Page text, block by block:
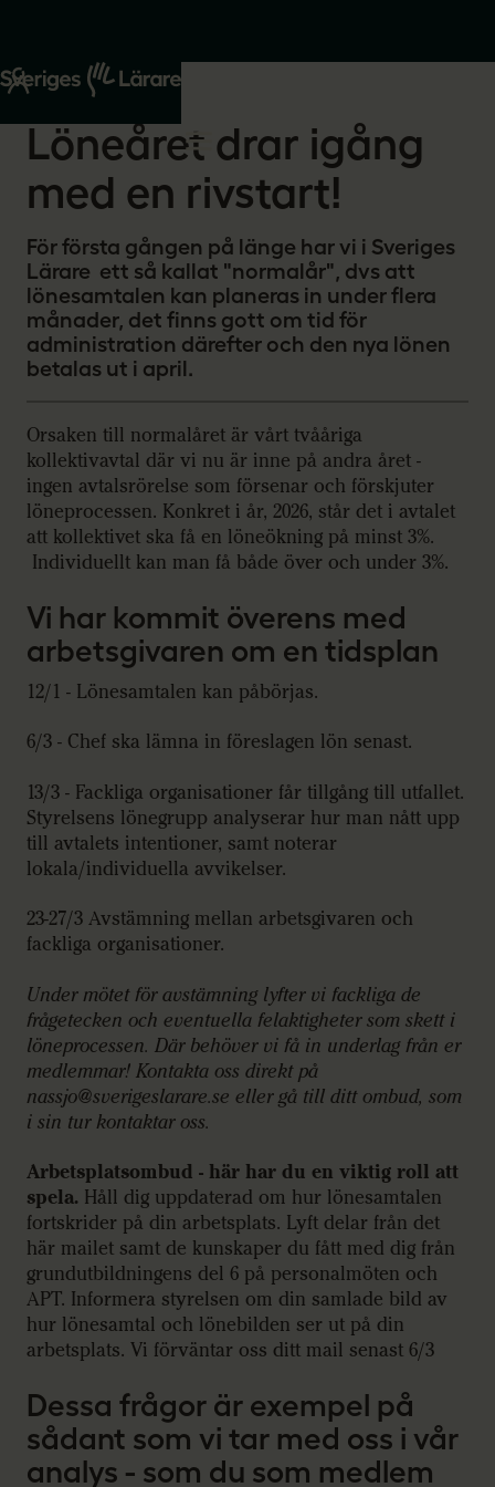
Start
Om oss
2026-01-19
Löneåret drar igång
med en rivstart!
För första gången på länge har vi i Sveriges
Lärare ett så kallat "normalår", dvs att
lönesamtalen kan planeras in under flera
månader, det finns gott om tid för
administration därefter och den nya lönen
betalas ut i april.
Orsaken till normalåret är vårt tvååriga
kollektivavtal där vi nu är inne på andra året -
ingen avtalsrörelse som försenar och förskjuter
löneprocessen. Konkret i år, 2026, står det i avtalet
att kollektivet ska få en löneökning på minst 3%.
Individuellt kan man få både över och under 3%.
Vi har kommit överens med
arbetsgivaren om en tidsplan
12/1 - Lönesamtalen kan påbörjas.
6/3 - Chef ska lämna in föreslagen lön senast.
13/3 - Fackliga organisationer får tillgång till utfallet.
Styrelsens lönegrupp analyserar hur man nått upp
till avtalets intentioner, samt noterar
lokala/individuella avvikelser.
23-27/3 Avstämning mellan arbetsgivaren och
fackliga organisationer.
Under mötet för avstämning lyfter vi fackliga de
frågetecken och eventuella felaktigheter som skett i
löneprocessen. Där behöver vi få in underlag från er
medlemmar! Kontakta oss direkt på
nassjo@sverigeslarare.se eller gå till ditt ombud, som
i sin tur kontaktar oss.
Arbetsplatsombud - här har du en viktig roll att
spela. Håll dig uppdaterad om hur lönesamtalen
fortskrider på din arbetsplats. Lyft delar från det
här mailet samt de kunskaper du fått med dig från
grundutbildningens del 6 på personalmöten och
APT. Informera styrelsen om din samlade bild av
hur lönesamtal och lönebilden ser ut på din
arbetsplats. Vi förväntar oss ditt mail senast 6/3
Dessa frågor är exempel på
sådant som vi tar med oss i vår
analys - som du som medlem